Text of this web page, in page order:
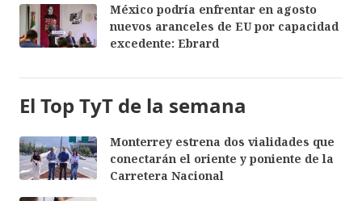
México podría enfrentar en agosto
nuevos aranceles de EU por capacidad
excedente: Ebrard
El Top TyT de la semana
Monterrey estrena dos vialidades que
conectarán el oriente y poniente de la
Carretera Nacional